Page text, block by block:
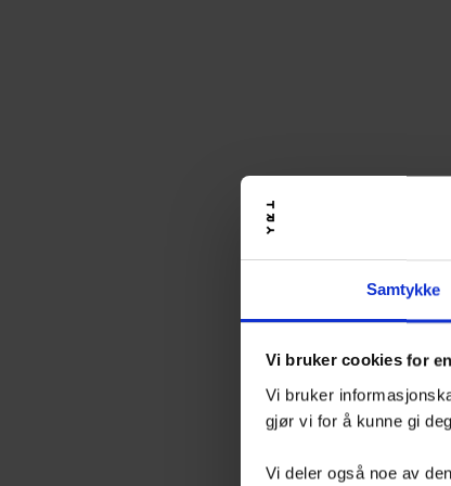
Samtykke
Vi bruker cookies for
Vi bruker
gjør vi for å kunne gi
Vi deler også noe av